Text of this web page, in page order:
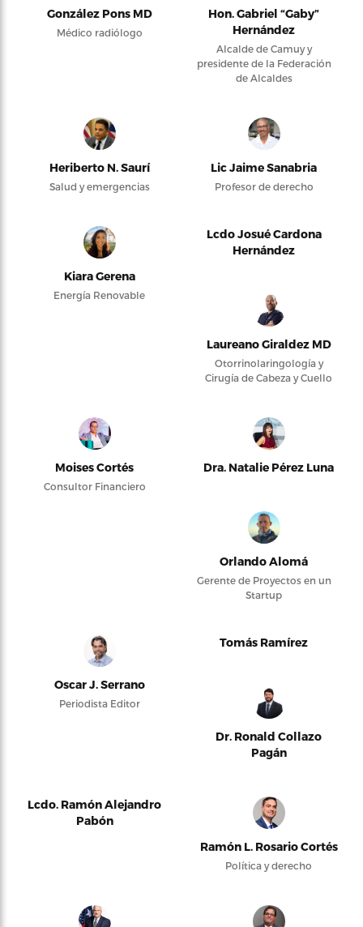
González Pons MD
Médico radiólogo
Hon. Gabriel “Gaby”
Hernández
Alcalde de Camuy y
presidente de la Federación
de Alcaldes
Heriberto N. Saurí
Salud y emergencias
Lic Jaime Sanabria
Profesor de derecho
Kiara Gerena
Energía Renovable
Lcdo Josué Cardona
Hernández
Laureano Giraldez MD
Otorrinolaringología y
Cirugía de Cabeza y Cuello
Moises Cortés
Consultor Financiero
Dra. Natalie Pérez Luna
Orlando Alomá
Gerente de Proyectos en un
Startup
Oscar J. Serrano
Periodista Editor
Tomás Ramírez
Dr. Ronald Collazo
Pagán
Lcdo. Ramón Alejandro
Pabón
Ramón L. Rosario Cortés
Política y derecho